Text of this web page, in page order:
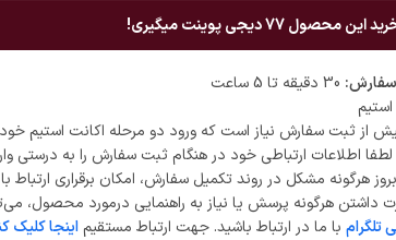
این محصول77دیجی پوینت میگیری!
استیم
از ثبت سفارش نیاز است که ورود دو مرحله اکانت استیم خود
لطفا اطلاعات ارتباطی خود در هنگام ثبت سفارش را به درستی
هرگونه مشکل در روند تکمیل سفارش، امکان برقراری ارتباط
داشتن هرگونه پرسش یا نیاز به راهنمایی درمورد محصول،
تلگرامبا ما در ارتباط باشید. جهت ارتباط مستقیم اینجا کلیک